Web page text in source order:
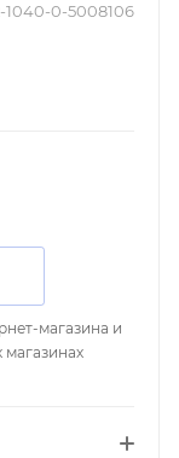
1040-0-5008106
магазина и
магазинах